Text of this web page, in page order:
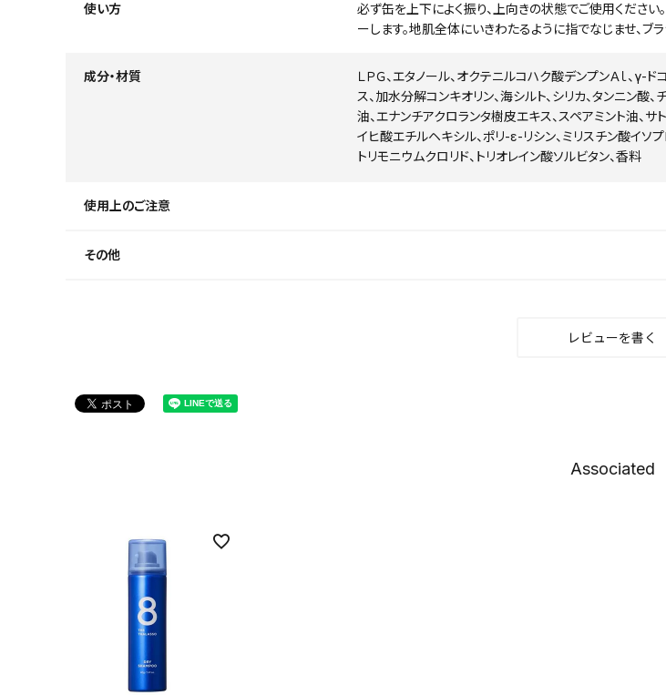
使い方
必ず缶を上下によく振り、上向きの状態でご使用くださ
ーします。地肌全体にいきわたるように指でなじませ、ブ
成分・材質
ＬＰＧ、エタノール、オクテニルコハク酸デンプンＡｌ、γ-
ス、加水分解コンキオリン、海シルト、シリカ、タンニン酸
油、エナンチアクロランタ樹皮エキス、スペアミント油、
イヒ酸エチルヘキシル、ポリ-ε-リシン、ミリスチン酸イソプ
トリモニウムクロリド、トリオレイン酸ソルビタン、香料
使用上のご注意
その他
レビューを書く
Associated